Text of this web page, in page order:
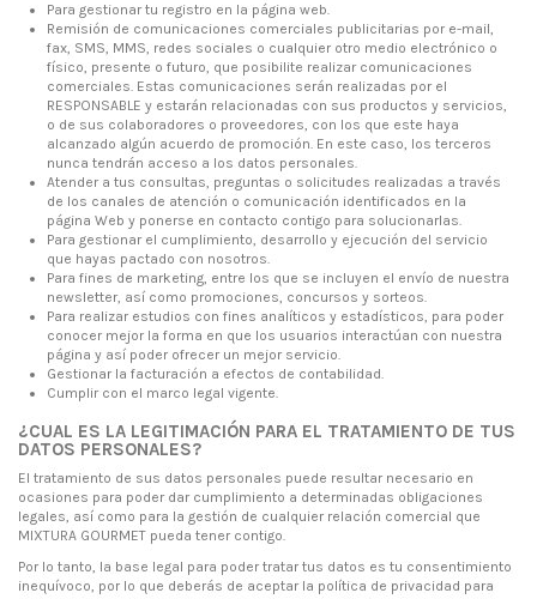
Para gestionar tu registro en la página web.
Remisión de comunicaciones comerciales publicitarias por e-mail,
fax, SMS, MMS, redes sociales o cualquier otro medio electrónico o
físico, presente o futuro, que posibilite realizar comunicaciones
comerciales. Estas comunicaciones serán realizadas por el
RESPONSABLE y estarán relacionadas con sus productos y servicios,
o de sus colaboradores o proveedores, con los que este haya
alcanzado algún acuerdo de promoción. En este caso, los terceros
nunca tendrán acceso a los datos personales.
Atender a tus consultas, preguntas o solicitudes realizadas a través
de los canales de atención o comunicación identificados en la
página Web y ponerse en contacto contigo para solucionarlas.
Para gestionar el cumplimiento, desarrollo y ejecución del servicio
que hayas pactado con nosotros.
Para fines de marketing, entre los que se incluyen el envío de nuestra
newsletter, así como promociones, concursos y sorteos.
Para realizar estudios con fines analíticos y estadísticos, para poder
conocer mejor la forma en que los usuarios interactúan con nuestra
página y así poder ofrecer un mejor servicio.
Gestionar la facturación a efectos de contabilidad.
Cumplir con el marco legal vigente.
¿CUAL ES LA LEGITIMACIÓN PARA EL TRATAMIENTO DE TUS
DATOS PERSONALES?
El tratamiento de sus datos personales puede resultar necesario en
ocasiones para poder dar cumplimiento a determinadas obligaciones
legales, así como para la gestión de cualquier relación comercial que
MIXTURA GOURMET pueda tener contigo.
Por lo tanto, la base legal para poder tratar tus datos es tu consentimiento
inequívoco, por lo que deberás de aceptar la política de privacidad para